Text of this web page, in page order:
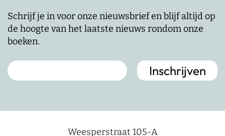
Schrijf je in voor onze nieuwsbrief en blijf altijd op
de hoogte van het laatste nieuws rondom onze
boeken.
Weesperstraat 105-A